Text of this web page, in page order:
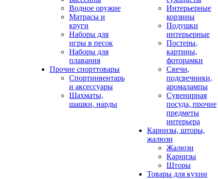
Водное оружие
Матрасы и
круги
Наборы для
игры в песок
Наборы для
плавания
Прочие спорттовары
Спортинвентарь
и аксессуары
Шахматы,
шашки, нарды
Интерьерные
корзины
Подушки
интерьерные
Постеры,
картины,
фоторамки
Свечи,
подсвечники,
аромалампы
Сувенирная
посуда, прочие
предметы
интерьера
Карнизы, шторы,
жалюзи
Жалюзи
Карнизы
Шторы
Товары для кухни